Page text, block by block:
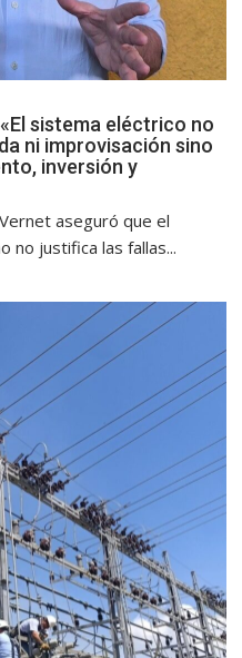
sistema eléctrico no
ni improvisación sino
inversión y
aseguró que el
no justifica las fallas...